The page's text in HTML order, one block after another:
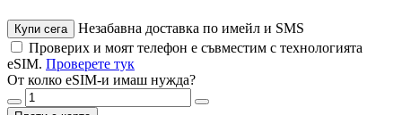
Купи сега
Незабавна доставка по имейл и SMS
Проверих и моят телефон е съвместим с технологията
eSIM. Проверете тук
От колко eSIM-и имаш нужда?